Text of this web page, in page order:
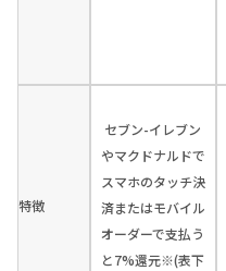
特徴
セブン-イレブン
やマクドナルドで
スマホのタッチ決
済またはモバイル
オーダーで支払う
と7%還元※(表下